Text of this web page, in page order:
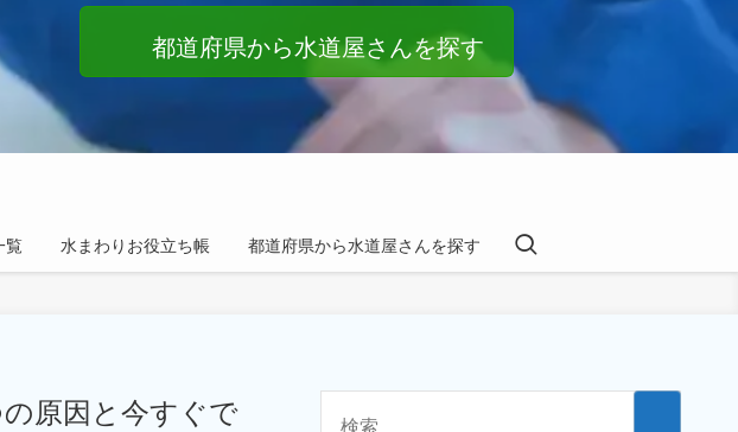
覧 水まわりお役立ち帳 都道府県から水道屋さんを探す
都道府県から水道屋さんを探す
原因と今すぐで